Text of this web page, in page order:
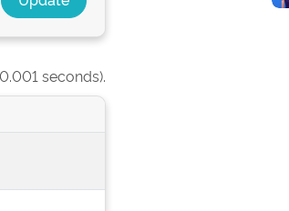
seconds).